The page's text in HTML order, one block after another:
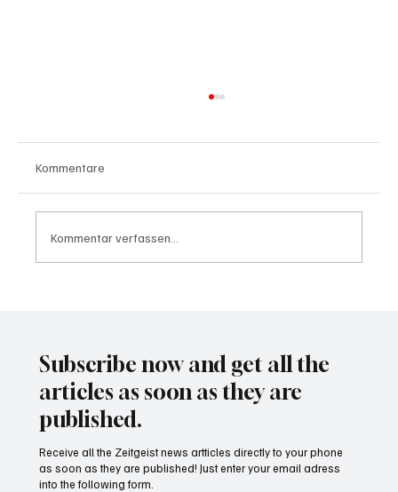
Kommentare
Kommentar verfassen...
Subscribe now and get all the
articles as soon as they are
published.
Receive all the Zeitgeist news artticles directly to your phone
as soon as they are published! Just enter your email adress
into the following form.